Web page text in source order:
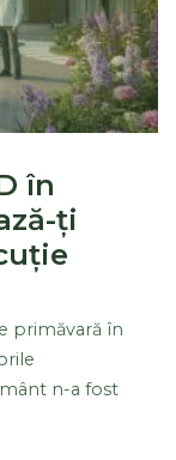
în
ți
primăvară în
n-a fost